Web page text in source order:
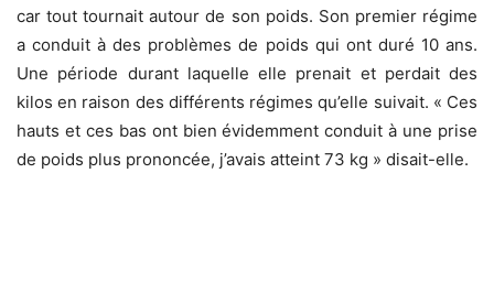
car tout tournait autour de son poids. Son premier régime
a conduit à des problèmes de poids qui ont duré 10 ans.
Une période durant laquelle elle prenait et perdait des
kilos en raison des différents régimes qu’elle suivait. « Ces
hauts et ces bas ont bien évidemment conduit à une prise
de poids plus prononcée, j’avais atteint 73 kg » disait-elle.